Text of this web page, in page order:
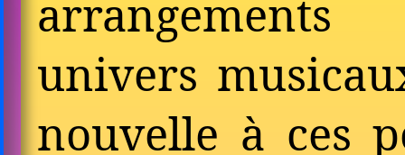
univers
nouvelle à ces